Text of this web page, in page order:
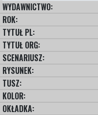
WYDAWNICTWO:
ROK:
TYTUŁ PL:
TYTUŁ ORG:
SCENARIUSZ:
RYSUNEK:
TUSZ:
KOLOR:
OKŁADKA: